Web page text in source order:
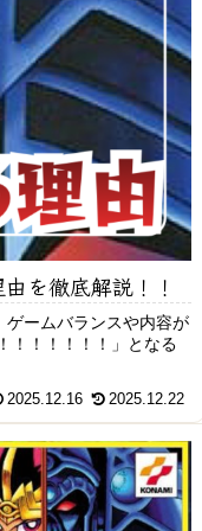
を徹底解説！！
ゲームバランスや内容が
！！！！！！」となる
2025.12.16 2025.12.22